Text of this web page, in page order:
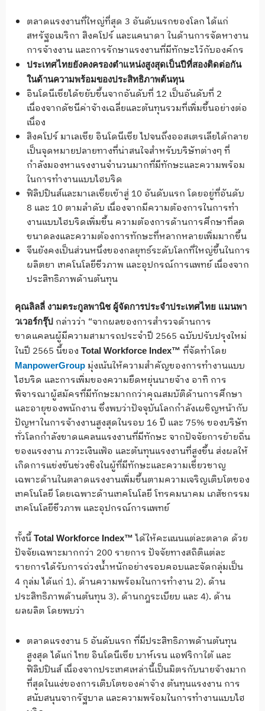
ตลาดแรงงานที่ใหญ่ที่สุด 3 อันดับแรกของโลก ได้แก่
สหรัฐอเมริกา สิงคโปร์ และแคนาดา ในด้านการจัดหางาน
การจ้างงาน และการรักษาแรงงานที่มีทักษะไว้กับองค์กร
ประเทศไทยยังคงครองตำแหน่งสูงสุดเป็นปีที่สองติดต่อกัน
ในด้านความพร้อมของประสิทธิภาพต้นทุน
อินโดนีเซียได้ขยับขึ้นจากอันดับที่ 12 เป็นอันดับที่ 2
เนื่องจากดัชนีค่าจ้างเฉลี่ยและต้นทุนรวมที่เพิ่มขึ้นอย่างต่อ
เนื่อง
สิงคโปร์ มาเลเซีย อินโดนีเซีย ไปจนถึงออสเตรเลียได้กลาย
เป็นจุดหมายปลายทางที่น่าสนใจสำหรับบริษัทต่างๆ ที่
กำลังมองหาแรงงานจำนวนมากที่มีทักษะและความพร้อม
ในการทำงานแบบไฮบริด
ฟิลิปปินส์และมาเลเซียเข้าสู่ 10 อันดับแรก โดยอยู่ที่อันดับ
8 และ 10 ตามลำดับ เนื่องจากมีความต้องการในการทำ
งานแบบไฮบริดเพิ่มขึ้น ความต้องการด้านการศึกษาที่ลด
ขนาดลงและความต้องการทักษะที่หลากหลายเพิ่มมากขึ้น
จีนยังคงเป็นส่วนหนึ่งของกลยุทธ์ระดับโลกที่ใหญ่ขึ้นในการ
ผลิตยา เทคโนโลยีชีวภาพ และอุปกรณ์การแพทย์ เนื่องจาก
ประสิทธิภาพด้านต้นทุน
คุณลิลลี่ งามตระกูลพานิช ผู้จัดการประจำประเทศไทย แมนพา
วเวอร์กรุ๊ป กล่าวว่า “จากผลของการสำรวจด้านการ
ขาดแคลนผู้มีความสามารถประจำปี 2565 ฉบับปรับปรุงใหม่
ในปี 2565 นี้ของ Total Workforce Index™ ที่จัดทำโดย
ManpowerGroup มุ่งเน้นให้ความสำคัญของการทำงานแบบ
ไฮบริด และการเพิ่มของความยืดหยุ่นนายจ้าง อาทิ การ
พิจารณาผู้สมัครที่มีทักษะมากกว่าคุณสมบัติด้านการศึกษา
และอายุของพนักงาน ซึ่งพบว่าปัจจุบันโลกกำลังเผชิญหน้ากับ
ปัญหาในการจ้างงานสูงสุดในรอบ 16 ปี และ 75% ของบริษัท
ทั่วโลกกำลังขาดแคลนแรงงานที่มีทักษะ จากปัจจัยการย้ายถิ่น
ของแรงงาน ภาวะเงินเฟ้อ และต้นทุนแรงงานที่สูงขึ้น ส่งผลให้
เกิดการแข่งขันช่วงชิงในผู้ที่มีทักษะและความเชี่ยวชาญ
เฉพาะด้านในตลาดแรงงานเพิ่มขึ้นตามความเจริญเติบโตของ
เทคโนโลยี โดยเฉพาะด้านเทคโนโลยี โทรคมนาคม เภสัชกรรม
เทคโนโลยีชีวภาพ และอุปกรณ์การแพทย์
ทั้งนี้ Total Workforce Index™ได้ให้คะแนนแต่ละตลาด ด้วย
ปัจจัยเฉพาะมากกว่า 200 รายการ ปัจจัยทางสถิติแต่ละ
รายการได้รับการถ่วงน้ำหนักอย่างรอบคอบและจัดกลุ่มเป็น
4 กุล่ม ได้แก่ 1). ด้านความพร้อมในการทำงาน 2). ด้าน
ประสิทธิภาพด้านต้นทุน 3). ด้านกฎระเบียบ และ 4). ด้าน
ผลผลิต โดยพบว่า
ตลาดแรงงาน 5 อันดับแรก ที่มีประสิทธิภาพด้านต้นทุน
สูงสุด ได้แก่ ไทย อินโดนีเซีย บาห์เรน แอฟริกาใต้ และ
ฟิลิปปินส์ เนื่องจากประเทศเหล่านี้เป็นมิตรกับนายจ้างมาก
ที่สุดในแง่ของการเติบโตของค่าจ้าง ต้นทุนแรงงาน การ
สนับสนุนจากรัฐบาล และความพร้อมในการทำงานแบบไฮ